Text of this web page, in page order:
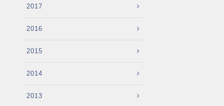
2017
2016
2015
2014
2013